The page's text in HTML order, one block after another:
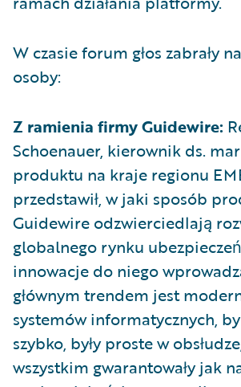
W czasie forum głos zabrały
osoby:
Z ramienia firmy Guidewire:
Schoenauer, kierownik ds.
produktu na kraje regionu
przedstawił, w jaki sposób
Guidewire odzwierciedlają
globalnego rynku
innowacje do niego
głównym trendem jest
systemów informatycznych, by
szybko, były proste w
wszystkim gwarantowały jak